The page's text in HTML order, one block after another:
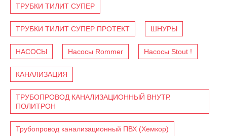
ТРУБКИ ТИЛИТ СУПЕР
ТРУБКИ ТИЛИТ СУПЕР ПРОТЕКТ ШНУРЫ
НАСОСЫ Насосы Rommer Насосы Stout !
КАНАЛИЗАЦИЯ
ТРУБОПРОВОД КАНАЛИЗАЦИОННЫЙ ВНУТР.
ПОЛИТРОН
Трубопровод канализационный ПВХ (Хемкор)